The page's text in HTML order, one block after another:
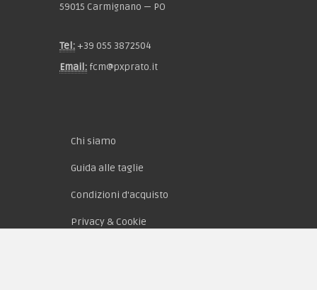
59015 Carmignano — PO
Tel: +39 055 3872504
Email: fcm@pxprato.it
Chi siamo
Guida alle taglie
Condizioni d'acquisto
Privacy & Cookie